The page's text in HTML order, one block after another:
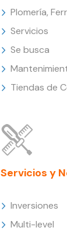
Plomería,
Servicios
Se busca
Tiendas de
Servicios y
Inversiones
Multi-level